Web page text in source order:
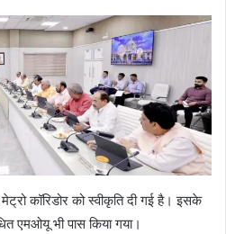
कॉरिडोर को स्वीकृति दी गई है। इसके
एमओयू भी पास किया गया।